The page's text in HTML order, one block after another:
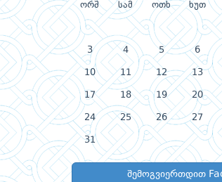
ორშ სამ ოთხ ხუთ
3 4 5 6
10 11 12 13
17 18 19 20
24 25 26 27
31
შემოგვიერთდით